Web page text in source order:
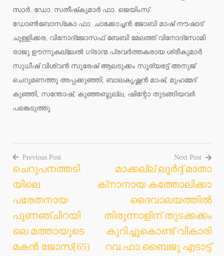
സാര്‍. ഡോ. സതീഷ്‌കുമാര്‍ ഫാ. ജെയിംസ്
ഡോണ്‍ബോസ്‌കോ ഫാ. ചാക്കോച്ചന്‍ ജോബി മാഷ് നൗഷാദ്
ചുള്ളിക്കര, വിനോദ്‌ജോസഫ് ബേബി മേലത്ത് വിനോദ്‌സോമി
രാജു ഊന്നുകല്ലേല്‍ ഗ്രാന്മ പ്രവര്‍ത്തകരായ ശ്രീകുമാര്‍
സുധീഷ് വിശ്വന്‍ സുരേഷ് ആലടുക്കം സൂര്യഭട്ട് അനുജ്
ചെറുമണത്തു അപ്പക്കുഞ്ഞി, ബാലകൃഷ്ണന്‍ മാഷ്, മുഹമ്മദ്
കുഞ്ഞി, സന്തോഷ്, കുഞ്ഞബ്ദുല്ല, ഷിന്റോ തുടങ്ങിയവര്‍
പങ്കെടുത്തു
Post
navigation
Previous Post
ചെറുപനത്തടി
യിലെ
പരേതനായ
പുണഞ്ചിറയി
ലെ മത്തായുടെ
മകന്‍ ജോസ്(65)
Next Post
മാക്കല്ല് ലൂര്‍ദ്ദ് മാതാ
ക്‌നാനായ കത്തോലിക്കാ
ദൈവാലയത്തില്‍
തിരുന്നാളിന് തുടക്കക്കം
കുറിച്ചുകൊണ്ട് വികാരി
റവ.ഫാ.ബൈജു എടാട്ട്